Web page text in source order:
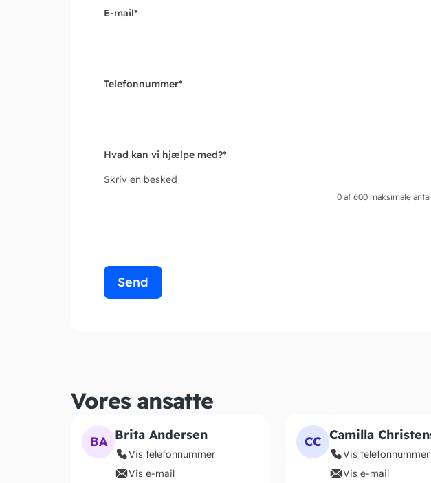
E-mail*
Telefonnummer*
Hvad kan vi hjælpe med?*
Skriv en besked
0 af 600 maksimale
Vores ansatte
BA Brita Andersen
Vis telefonnummer
Vis e-mail
CC Camilla
Vis telefonnummer
Vis e-mail